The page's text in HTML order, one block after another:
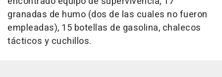
granadas de humo (dos de las cuales no fueron
empleadas), 15 botellas de gasolina, chalecos
tácticos y cuchillos.